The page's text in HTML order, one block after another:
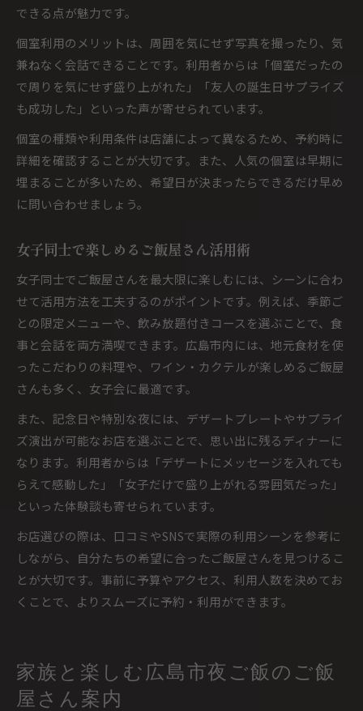
できる点が魅力です。
個室利用のメリットは、周囲を気にせず写真を撮ったり、気
兼ねなく会話できることです。利用者からは「個室だったの
で周りを気にせず盛り上がれた」「友人の誕生日サプライズ
も成功した」といった声が寄せられています。
個室の種類や利用条件は店舗によって異なるため、予約時に
詳細を確認することが大切です。また、人気の個室は早期に
埋まることが多いため、希望日が決まったらできるだけ早め
に問い合わせましょう。
女子同士で楽しめるご飯屋さん活用術
女子同士でご飯屋さんを最大限に楽しむには、シーンに合わ
せて活用方法を工夫するのがポイントです。例えば、季節ご
との限定メニューや、飲み放題付きコースを選ぶことで、食
事と会話を両方満喫できます。広島市内には、地元食材を使
ったこだわりの料理や、ワイン・カクテルが楽しめるご飯屋
さんも多く、女子会に最適です。
また、記念日や特別な夜には、デザートプレートやサプライ
ズ演出が可能なお店を選ぶことで、思い出に残るディナーに
なります。利用者からは「デザートにメッセージを入れても
らえて感動した」「女子だけで盛り上がれる雰囲気だった」
といった体験談も寄せられています。
お店選びの際は、口コミやSNSで実際の利用シーンを参考に
しながら、自分たちの希望に合ったご飯屋さんを見つけるこ
とが大切です。事前に予算やアクセス、利用人数を決めてお
くことで、よりスムーズに予約・利用ができます。
家族と楽しむ広島市夜ご飯のご飯
屋さん案内